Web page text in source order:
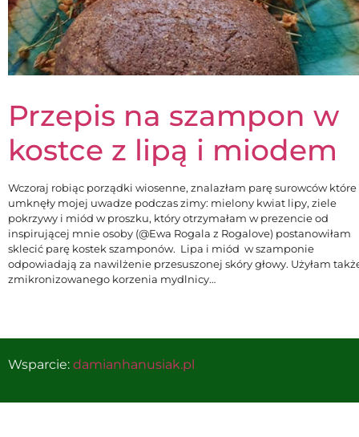
Przepis na szampon w
kostce z lipą i miodem
Wczoraj robiąc porządki wiosenne, znalazłam parę surowców które
umknęły mojej uwadze podczas zimy: mielony kwiat lipy, ziele
pokrzywy i miód w proszku, który otrzymałam w prezencie od
inspirującej mnie osoby (@Ewa Rogala z Rogalove) postanowiłam
sklecić parę kostek szamponów. Lipa i miód w szamponie
odpowiadają za nawilżenie przesuszonej skóry głowy. Użyłam
zmikronizowanego korzenia mydlnicy…
Wsparcie: damianhanusiak.pl